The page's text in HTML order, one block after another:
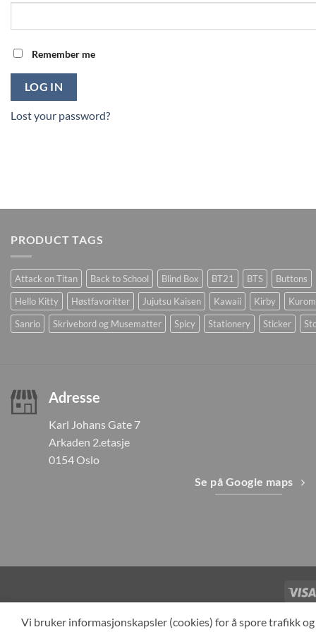
Remember me
LOG IN
Lost your password?
PRODUCT TAGS
Attack on Titan Back to School Blind Box BT21 BTS
Buttons
Hello Kitty
Høstfavoritter Jujutsu Kaisen Kawaii Kirby
Sanrio
Skrivebord og Musematter Spicy Stationery Sticker
Adresse
Karl Johans Gate 7
Arkaden 2.etasje
0154 Oslo
Se på Google maps
Vi bruker informasjonskapsler (cookies) for å spore trafikk